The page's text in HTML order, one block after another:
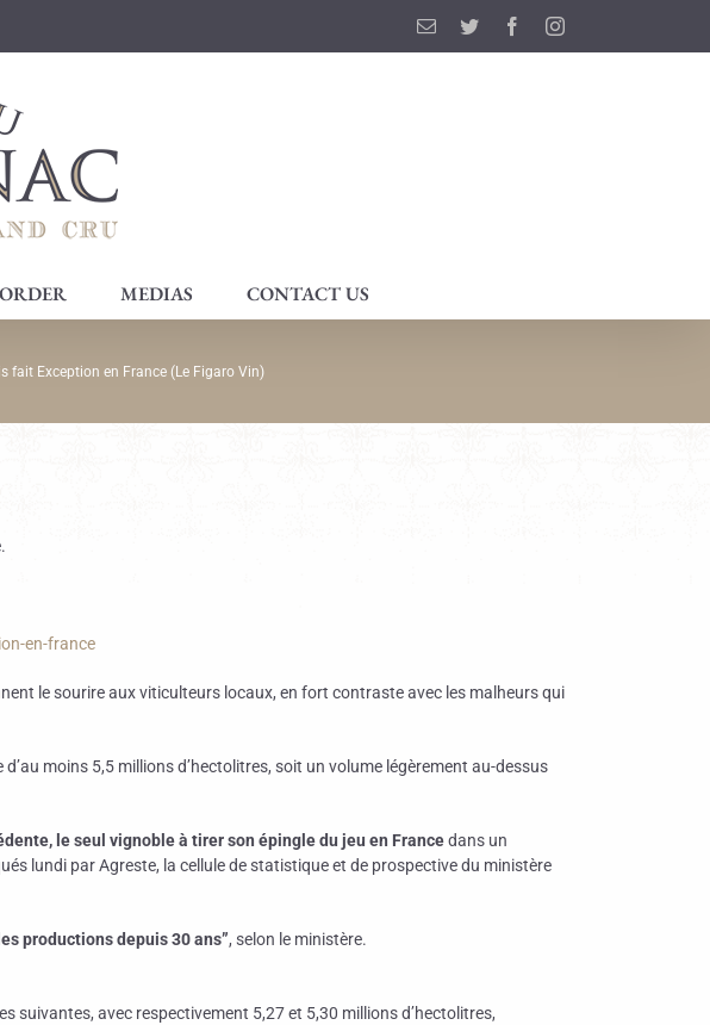
EmailTwitter FacebookInstagram
ORDER MEDIAS CONTACT US
fait Exception en France (Le Figaro Vin)
en-france
le sourire aux viticulteurs locaux, en fort contraste avec les malheurs qui
moins 5,5 millions d’hectolitres, soit un volume légèrement au-dessus
le seul vignoble à tirer son épingle du jeu en Francedans un
lundi par Agreste, la cellule de statistique et de prospective du ministère
productions depuis 30 ans”, selon le ministère.
suivantes, avec respectivement 5,27 et 5,30 millions d’hectolitres,